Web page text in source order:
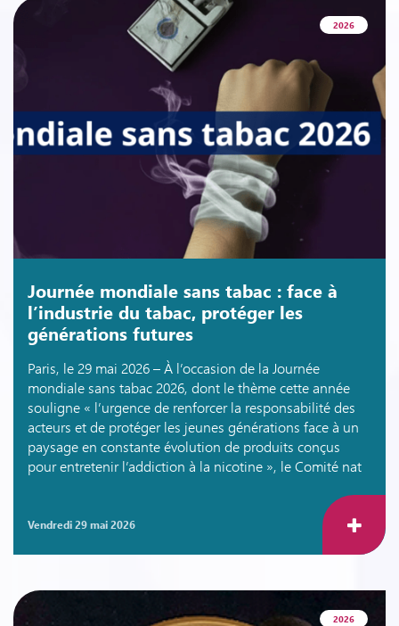
2026
Journée mondiale sans tabac : face à
l’industrie du tabac, protéger les
générations futures
Paris, le 29 mai 2026 – À l’occasion de la Journée
mondiale sans tabac 2026, dont le thème cette année
souligne « l’urgence de renforcer la responsabilité des
acteurs et de protéger les jeunes générations face à un
paysage en constante évolution de produits conçus
pour entretenir l’addiction à la nicotine », le Comité nat
vendredi 29 mai 2026
2026